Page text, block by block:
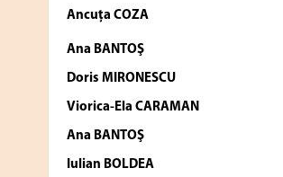
Ancuţa COZA
Ana BANTOŞ
Doris MIRONESCU
Viorica-Ela CARAMAN
Ana BANTOŞ
Iulian BOLDEA